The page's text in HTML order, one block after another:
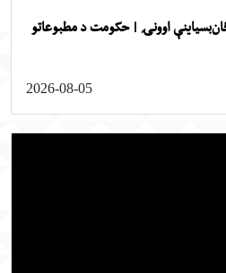
اوونۍ | حکومت د مطبوعاتو
2026-08-05